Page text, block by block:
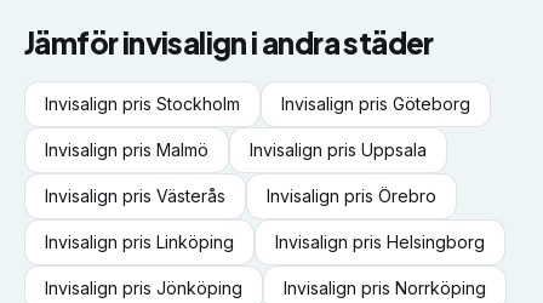
Jämförinvisaligni andra städer
Invisalign pris Stockholm Invisalign pris Göteborg
Invisalign pris Malmö Invisalign pris Uppsala
Invisalign pris Västerås Invisalign pris Örebro
Invisalign pris Linköping Invisalign pris Helsingborg
Invisalign pris Jönköping Invisalign pris Norrköping